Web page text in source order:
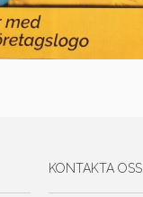
KONTAKTA OSS